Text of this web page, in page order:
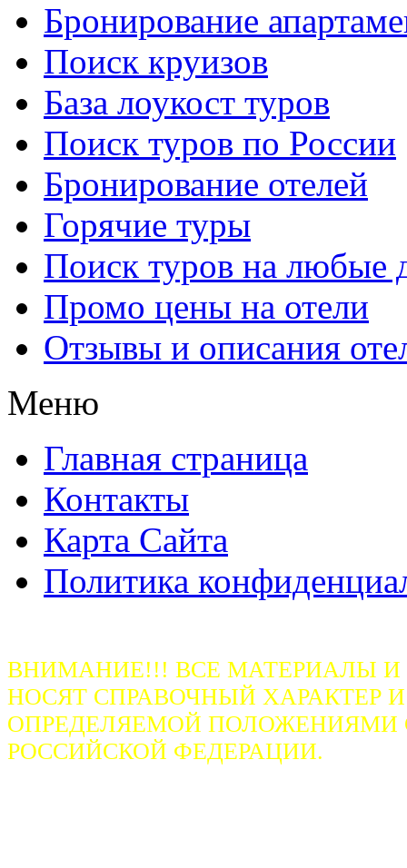
Бронирование
Поиск круизов
База лоукост туров
Поиск туров по России
Бронирование отелей
Горячие туры
Поиск туров на любые
Промо цены на отели
Отзывы и описания
Меню
Главная страница
Контакты
Карта Сайта
Политика
ВНИМАНИЕ!!! ВСЕ МАТЕРИАЛЫ
НОСЯТ СПРАВОЧНЫЙ ХАРАКТЕР
ОПРЕДЕЛЯЕМОЙ ПОЛОЖЕНИЯМИ
РОССИЙСКОЙ ФЕДЕРАЦИИ.